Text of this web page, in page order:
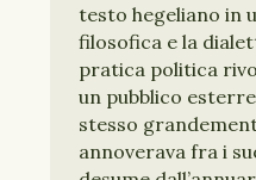
testo hegeliano in
filosofica e la
pratica politica
un pubblico
stesso
annoverava fra i